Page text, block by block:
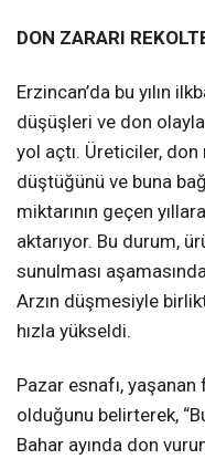
DON ZARARI
Erzincan’da bu yılın
düşüşleri ve don
yol açtı. Üreticiler,
düştüğünü ve buna
miktarının geçen
aktarıyor. Bu durum,
sunulması
Arzın düşmesiyle
hızla yükseldi.
Pazar esnafı, yaşanan
olduğunu belirterek,
Bahar ayında don